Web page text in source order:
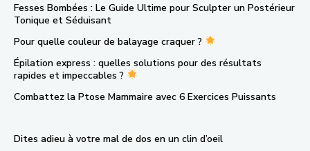
Fesses Bombées : Le Guide Ultime pour Sculpter un Postérieur
Tonique et Séduisant
Pour quelle couleur de balayage craquer ?
Épilation express : quelles solutions pour des résultats
rapides et impeccables ?
Combattez la Ptose Mammaire avec 6 Exercices Puissants
Dites adieu à votre mal de dos en un clin d’oeil